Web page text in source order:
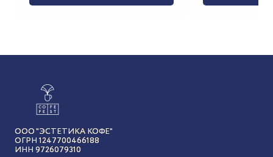
ООО "ЭСТЕТИКА КОФЕ"
ОГРН 1247700466188
ИНН 9726079310